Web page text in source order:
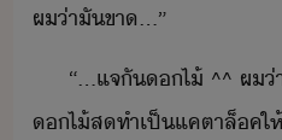
ผ​่า​ั​ขา​...​”
“​...​แจั​ไ้​ ​^^​ ​ผ​่
ไ้ส​ทำเป็​แค​ตาล​็ค​ใ